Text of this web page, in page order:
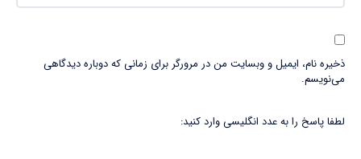
ذخیره نام، ایمیل و وبسایت من در مرورگر برای زمانی که دوباره دیدگاهی
می‌نویسم.
لطفا پاسخ را به عدد انگلیسی وارد کنید: